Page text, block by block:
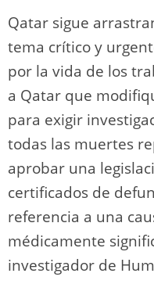
Qatar sigue
tema crítico y
por la vida de los
a Qatar que
para exigir
todas las muertes
aprobar una
certificados de
referencia a una
médicamente
investigador de